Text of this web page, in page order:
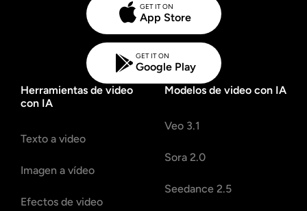
GET IT ON
App Store
GET IT ON
Google Play
Herramientas de video
con IA
Texto a video
Imagen a vídeo
Efectos de video
Modelos de video con IA
Veo 3.1
Sora 2.0
Seedance 2.5